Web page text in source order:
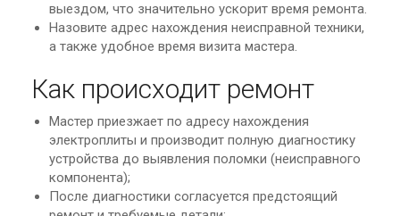
выездом, что значительно ускорит время ремонта.
Назовите адрес нахождения неисправной техники,
а также удобное время визита мастера.
Как происходит ремонт
Мастер приезжает по адресу нахождения
электроплиты и производит полную диагностику
устройства до выявления поломки (неисправного
компонента);
После диагностики согласуется предстоящий